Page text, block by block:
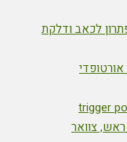
לכאב ודלקת
צוואר